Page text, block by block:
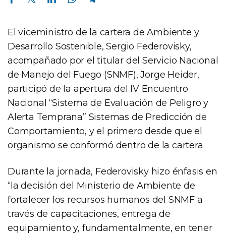
El viceministro de la cartera de Ambiente y
Desarrollo Sostenible, Sergio Federovisky,
acompañado por el titular del Servicio Nacional
de Manejo del Fuego (SNMF), Jorge Heider,
participó de la apertura del IV Encuentro
Nacional “Sistema de Evaluación de Peligro y
Alerta Temprana” Sistemas de Predicción de
Comportamiento, y el primero desde que el
organismo se conformó dentro de la cartera.
Durante la jornada, Federovisky hizo énfasis en
“la decisión del Ministerio de Ambiente de
fortalecer los recursos humanos del SNMF a
través de capacitaciones, entrega de
equipamiento y, fundamentalmente, en tener